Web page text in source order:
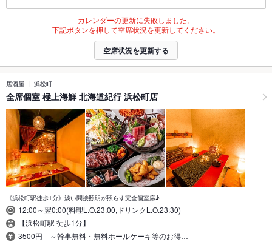
カレンダーの更新に失敗しました。
下記ボタンを押して空席状況を更新してください。
空席状況を更新する
居酒屋 浜松町
全席個室 極上海鮮 北海道紀行 浜松町店
《浜松町駅徒歩1分》淡い間接照明が照らす完全個室席♪
12:00～翌0:00(料理L.O.23:00,ドリンクL.O.23:30)
【浜松町駅 徒歩1分】
3500円 ～幹事無料・無料ホールケーキ等のお得…